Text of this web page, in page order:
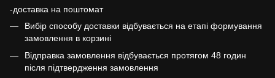
-доставка на поштомат
Вибір способу доставки відбувається на етапі формування
замовлення в корзині
Відправка замовлення відбувається протягом 48 годин
після підтвердження замовлення